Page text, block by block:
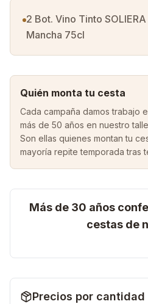
2 Bot. Vino Tinto
Mancha 75cl
Quién monta tu cesta
Cada campaña damos trabajo
más de 50 años en nuestro
Son ellas quienes montan tu
mayoría repite temporada tras
Más de 30 años
cestas de
Precios por cantidad